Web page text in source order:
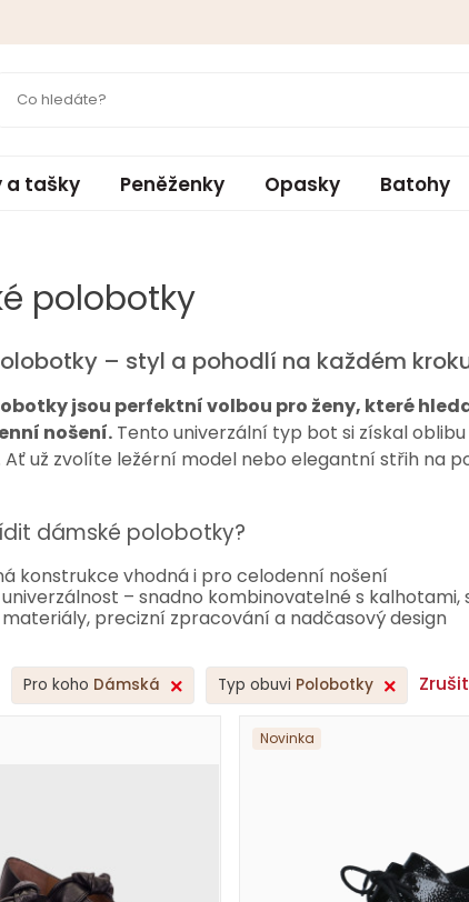
polobotky
– styl a pohodlí na každém
jsou perfektní volbou pro ženy, které
nošení.Tento univerzální typ bot si získal
Ať už zvolíte ležérní model nebo elegantní střih na
dámské polobotky?
konstrukce vhodná i pro celodenní nošení
– snadno kombinovatelné s kalhotami,
precizní zpracování a nadčasový design
Pro koho Dámská Typ obuvi Polobotky
Novinka
a tašky Peněženky Opasky Batohy